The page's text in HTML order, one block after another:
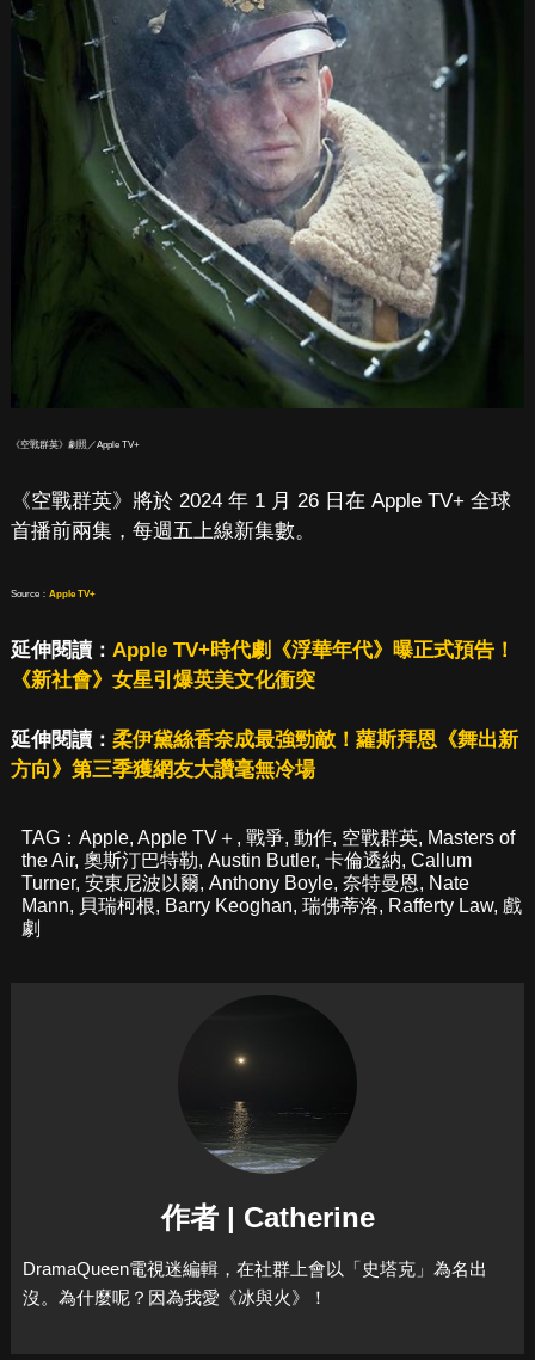
《空戰群英》劇照／Apple TV+
《空戰群英》將於 2024 年 1 月 26 日在 Apple TV+ 全球
首播前兩集，每週五上線新集數。
Source： Apple TV+
延伸閱讀： Apple TV+時代劇《浮華年代》曝正式預告！
《新社會》女星引爆英美文化衝突
延伸閱讀： 柔伊黛絲香奈成最強勁敵！蘿斯拜恩《舞出新
方向》第三季獲網友大讚毫無冷場
TAG： Apple, Apple TV＋ , 戰爭, 動作, 空戰群英, Masters of
the Air, 奧斯汀巴特勒, Austin Butler, 卡倫透納, Callum
Turner, 安東尼波以爾, Anthony Boyle, 奈特曼恩, Nate
Mann, 貝瑞柯根, Barry Keoghan, 瑞佛蒂洛, Rafferty Law, 戲
劇
作者 | Catherine
DramaQueen電視迷編輯，在社群上會以「史塔克」為名出
沒。為什麼呢？因為我愛《冰與火》！